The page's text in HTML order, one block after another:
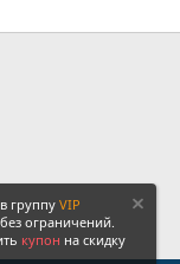
группу VIP
ограничений.
купон на скидку